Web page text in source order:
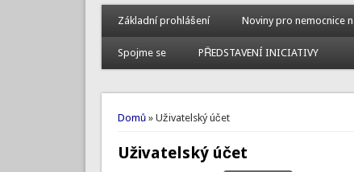
Základní prohlášení Noviny pro nemocnice
Spojme se PŘEDSTAVENÍ INICIATIVY
Jste zde
Domů» Uživatelský účet
Uživatelský účet